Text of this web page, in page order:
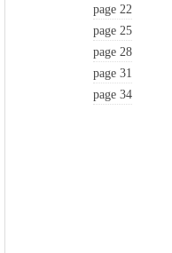
page 22
page 25
page 28
page 31
page 34